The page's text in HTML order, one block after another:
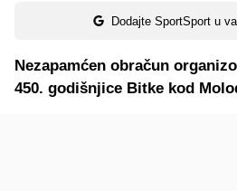
Dodajte SportSport u
Nezapamćen obračun
450. godišnjice Bitke kod